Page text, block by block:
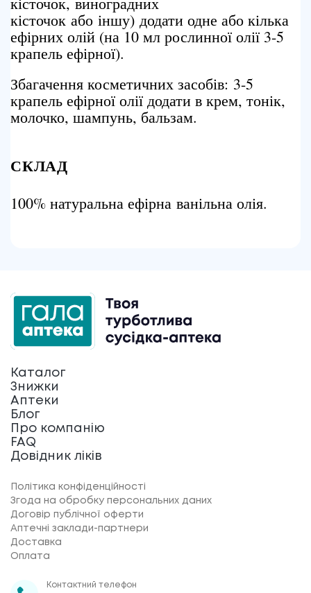
кісточок або іншу) додати одне або кілька
ефірних олій (на 10 мл рослинної олії 3-5
крапель ефірної).
Збагачення косметичних засобів: 3-5
крапель ефірної олії додати в крем, тонік,
молочко, шампунь, бальзам.
СКЛАД
100% натуральна ефірна ванільна олія.
Каталог
Знижки
Аптеки
Блог
Про компанію
FAQ
Довідник ліків
Політика конфіденційності
Згода на обробку персональних даних
Договір публічної оферти
Аптечні заклади-партнери
Доставка
Оплата
Контактний телефон